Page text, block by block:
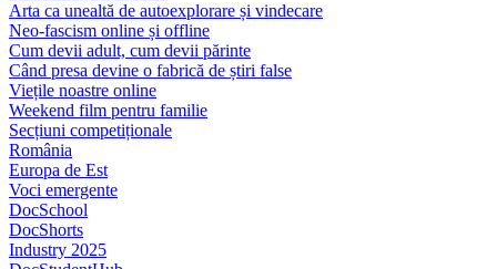
Arta ca unealtă de autoexplorare și vindecare
Neo-fascism online și offline
Cum devii adult, cum devii părinte
Când presa devine o fabrică de știri false
Viețile noastre online
Weekend film pentru familie
Secțiuni competiționale
România
Europa de Est
Voci emergente
DocSchool
DocShorts
Industry 2025